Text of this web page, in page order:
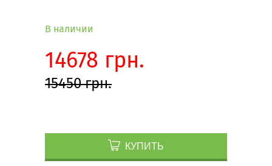
В наличии
14678 грн.
15450 грн.
КУПИТЬ